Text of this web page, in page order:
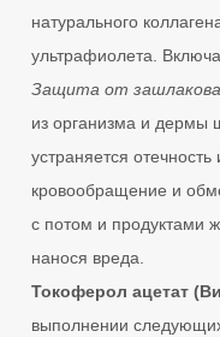
натурального
ультрафиолета.
Защита от
из организма и дермы
устраняется отечность
кровообращение и
с потом и продуктами
нанося вреда.
Токоферол ацетат
выполнении